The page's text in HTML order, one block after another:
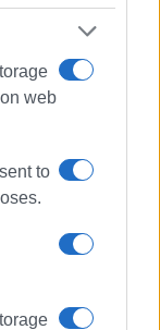
web
to
με την